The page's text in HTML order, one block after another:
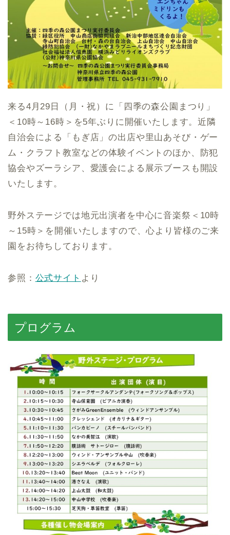
来る4月29日（月・祝）に「四季の森公園まつり」
＜10時～16時＞を5年ぶりに開催いたします。近隣
自治会による「もぎ店」の出店や里山あそび・ゲー
ム・クラフト教室などの体験イベントのほか、防犯
協会やズーラシア、愛護会による展示ブースも開設
いたします。
野外ステージでは地元出演者を中心に音楽祭＜10時
～15時＞を開催いたしますので、心より皆様のご来
園をお待ちしております。
参照： 公式サイト より
プログラム